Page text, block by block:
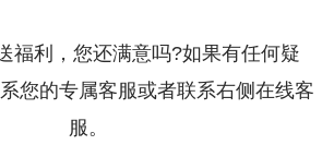
福利，您还满意吗?如果有任何疑
您的专属客服或者联系右侧在线客
服。